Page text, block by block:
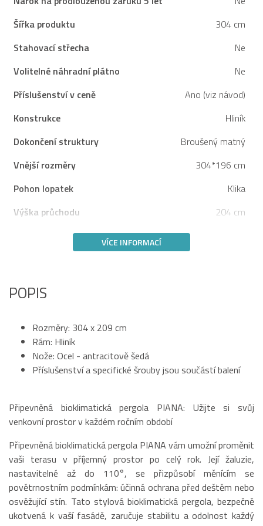
Šířka produktu
304 cm
Stahovací střecha
Ne
Volitelné náhradní plátno
Ne
Příslušenství v ceně
Ano (viz návod)
Konstrukce
Hliník
Dokončení struktury
Broušený matný
Vnější rozměry
304*196 cm
Pohon lopatek
Klika
Výška průchodu
204 cm
VÍCE INFORMACÍ
POPIS
Rozměry: 304 x 209 cm
Rám: Hliník
Nože: Ocel - antracitově šedá
Příslušenství a specifické šrouby jsou součástí balení
Připevněná bioklimatická pergola PIANA: Užijte si svůj
venkovní prostor v každém ročním období
Připevněná bioklimatická pergola PIANA vám umožní proměnit
vaši terasu v příjemný prostor po celý rok. Její žaluzie,
nastavitelné až do 110°, se přizpůsobí měnícím se
povětrnostním podmínkám: účinná ochrana před deštěm nebo
osvěžující stín. Tato stylová bioklimatická pergola, bezpečně
ukotvená k vaší fasádě, zaručuje stabilitu a odolnost každý